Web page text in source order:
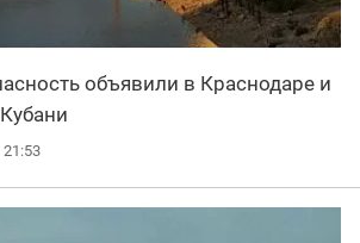
объявили в Краснодаре и
21:53